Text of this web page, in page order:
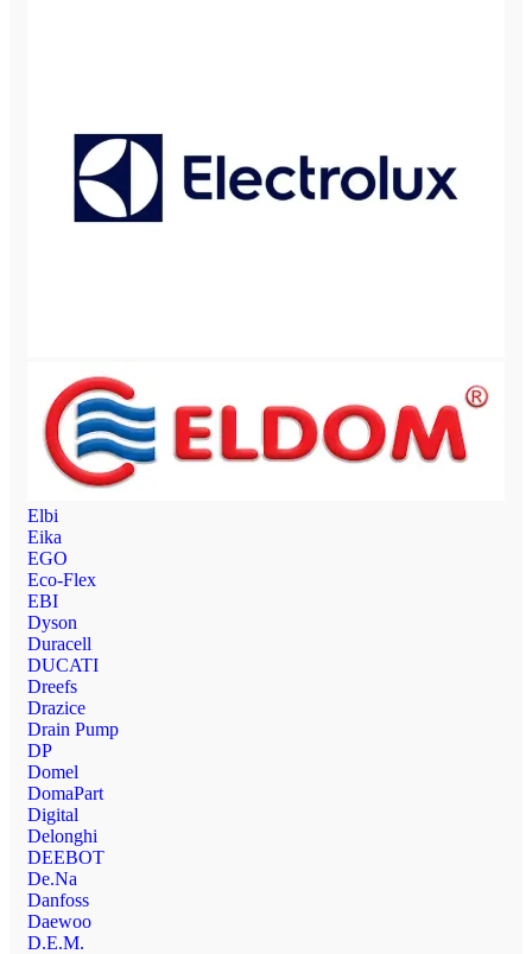
Elbi
Eika
EGO
Eco-Flex
EBI
Dyson
Duracell
DUCATI
Dreefs
Drazice
Drain Pump
DP
Domel
DomaPart
Digital
Delonghi
DEEBOT
De.Na
Danfoss
Daewoo
D.E.M.